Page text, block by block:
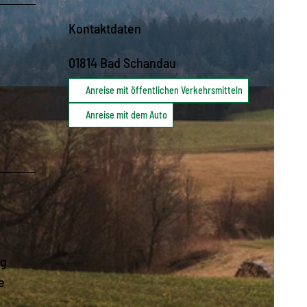
Kontaktdaten
01814 Bad Schandau
Anreise mit öffentlichen Verkehrsmitteln
Anreise mit dem Auto